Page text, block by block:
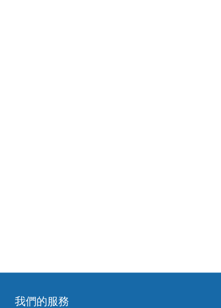
我們的服務